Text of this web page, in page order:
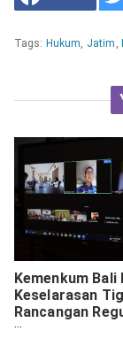
Tags: Hukum, Jatim ,
Kemenkum
Keselarasan
Rancangan
Klungkung